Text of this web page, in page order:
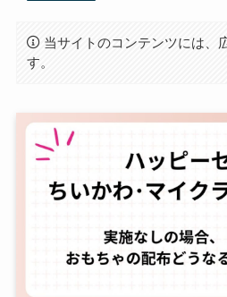
当サイトのコンテンツには、
す。